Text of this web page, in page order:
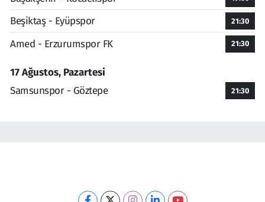
Beşiktaş - Eyüpspor 21:30
Amed - Erzurumspor FK 21:30
17 Ağustos, Pazartesi
Samsunspor - Göztepe
21:30